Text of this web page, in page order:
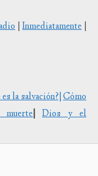
|Inmediatamente
la salvación?|Cómo
|
Dios y el